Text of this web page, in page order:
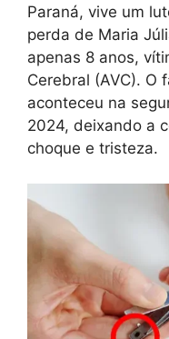
Paraná, vive um
perda de Maria
apenas 8 anos,
Cerebral (AVC). O
aconteceu na
2024, deixando a
choque e tristeza.